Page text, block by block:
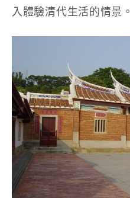
入體驗清代生活的情景。